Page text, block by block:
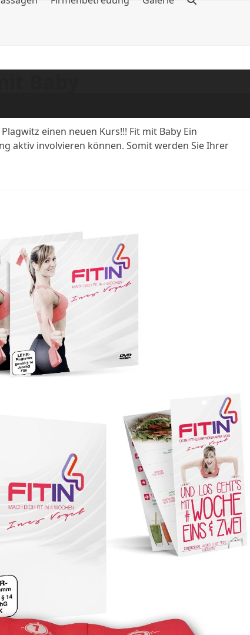
einen neuen Kurs!!! Fit mit Baby Ein
aktiv involvieren können. Somit werden Sie Ihrer